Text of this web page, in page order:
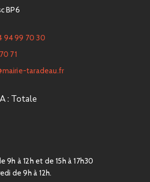
BP6
94 99 70 30
71
taradeau.fr
: Totale
9h à 12h et de 15h à 17h30
de 9h à 12h.